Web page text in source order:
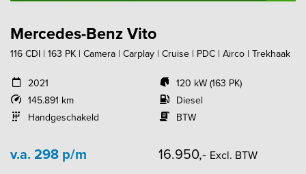
Mercedes-Benz Vito
116 CDI | 163 PK | Camera | Carplay | Cruise | PDC | Airco | Trekhaak
2021
145.891 km
Handgeschakeld
120 kW (163 PK)
Diesel
BTW
v.a. 298 p/m 16.950,- Excl. BTW